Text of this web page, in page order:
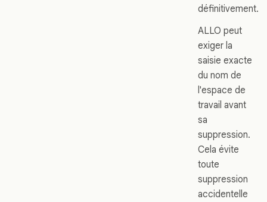
définitivement.
ALLO peut
exiger la
saisie exacte
du nom de
l'espace de
travail avant
sa
suppression.
Cela évite
toute
suppression
accidentelle